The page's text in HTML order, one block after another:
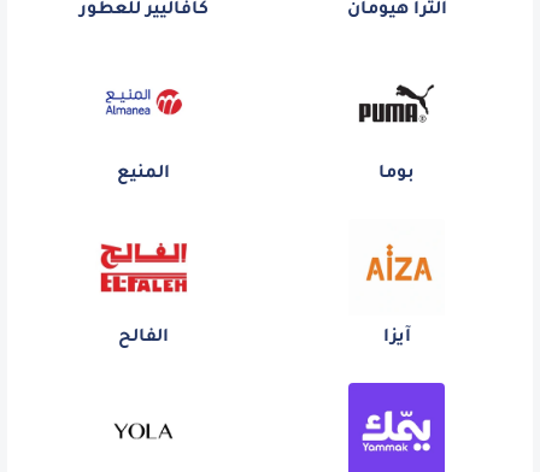
ألترا هيومان كافاليير للعطور
بوما المنيع
آيزا الفالح